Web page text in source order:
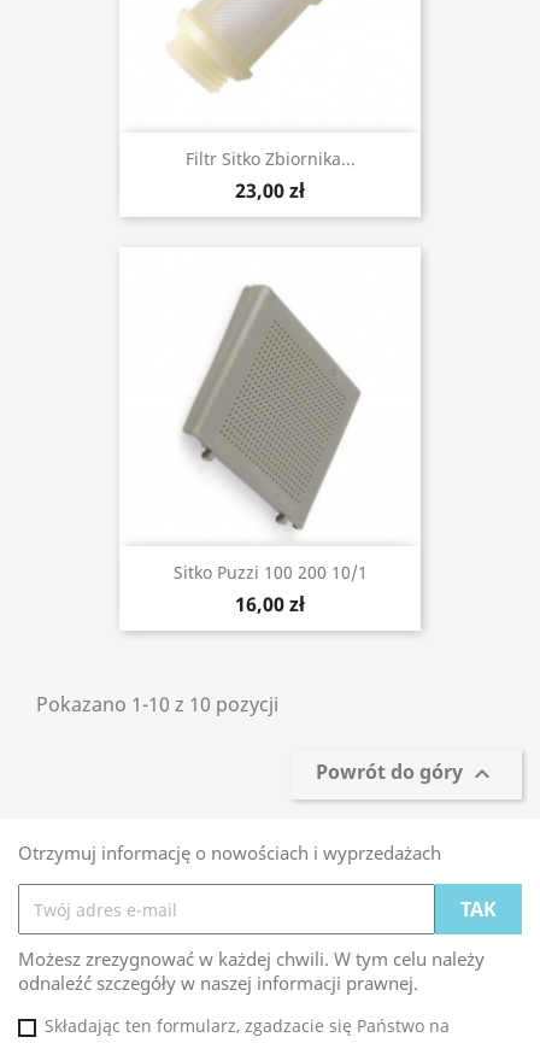
Filtr Sitko Zbiornika...
23,00 zł
Sitko Puzzi 100 200 10/1
16,00 zł
Pokazano 1-10 z 10 pozycji
Powrót do góry 
Otrzymuj informację o nowościach i wyprzedażach
Możesz zrezygnować w każdej chwili. W tym celu należy
odnaleźć szczegóły w naszej informacji prawnej.
Składając ten formularz, zgadzacie się Państwo na